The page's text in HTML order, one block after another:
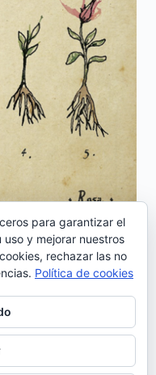
el
«Rosa»,
uno de los más
de
Mala
para garantizar el
y mejorar nuestros
rechazar las no
Política de cookies